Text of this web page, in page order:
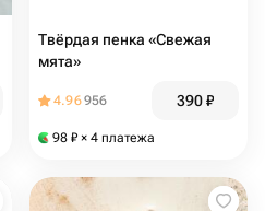
Твёрдая пенка «Свежая
мята»
4.96956 390₽
98 ₽ × 4 платежа